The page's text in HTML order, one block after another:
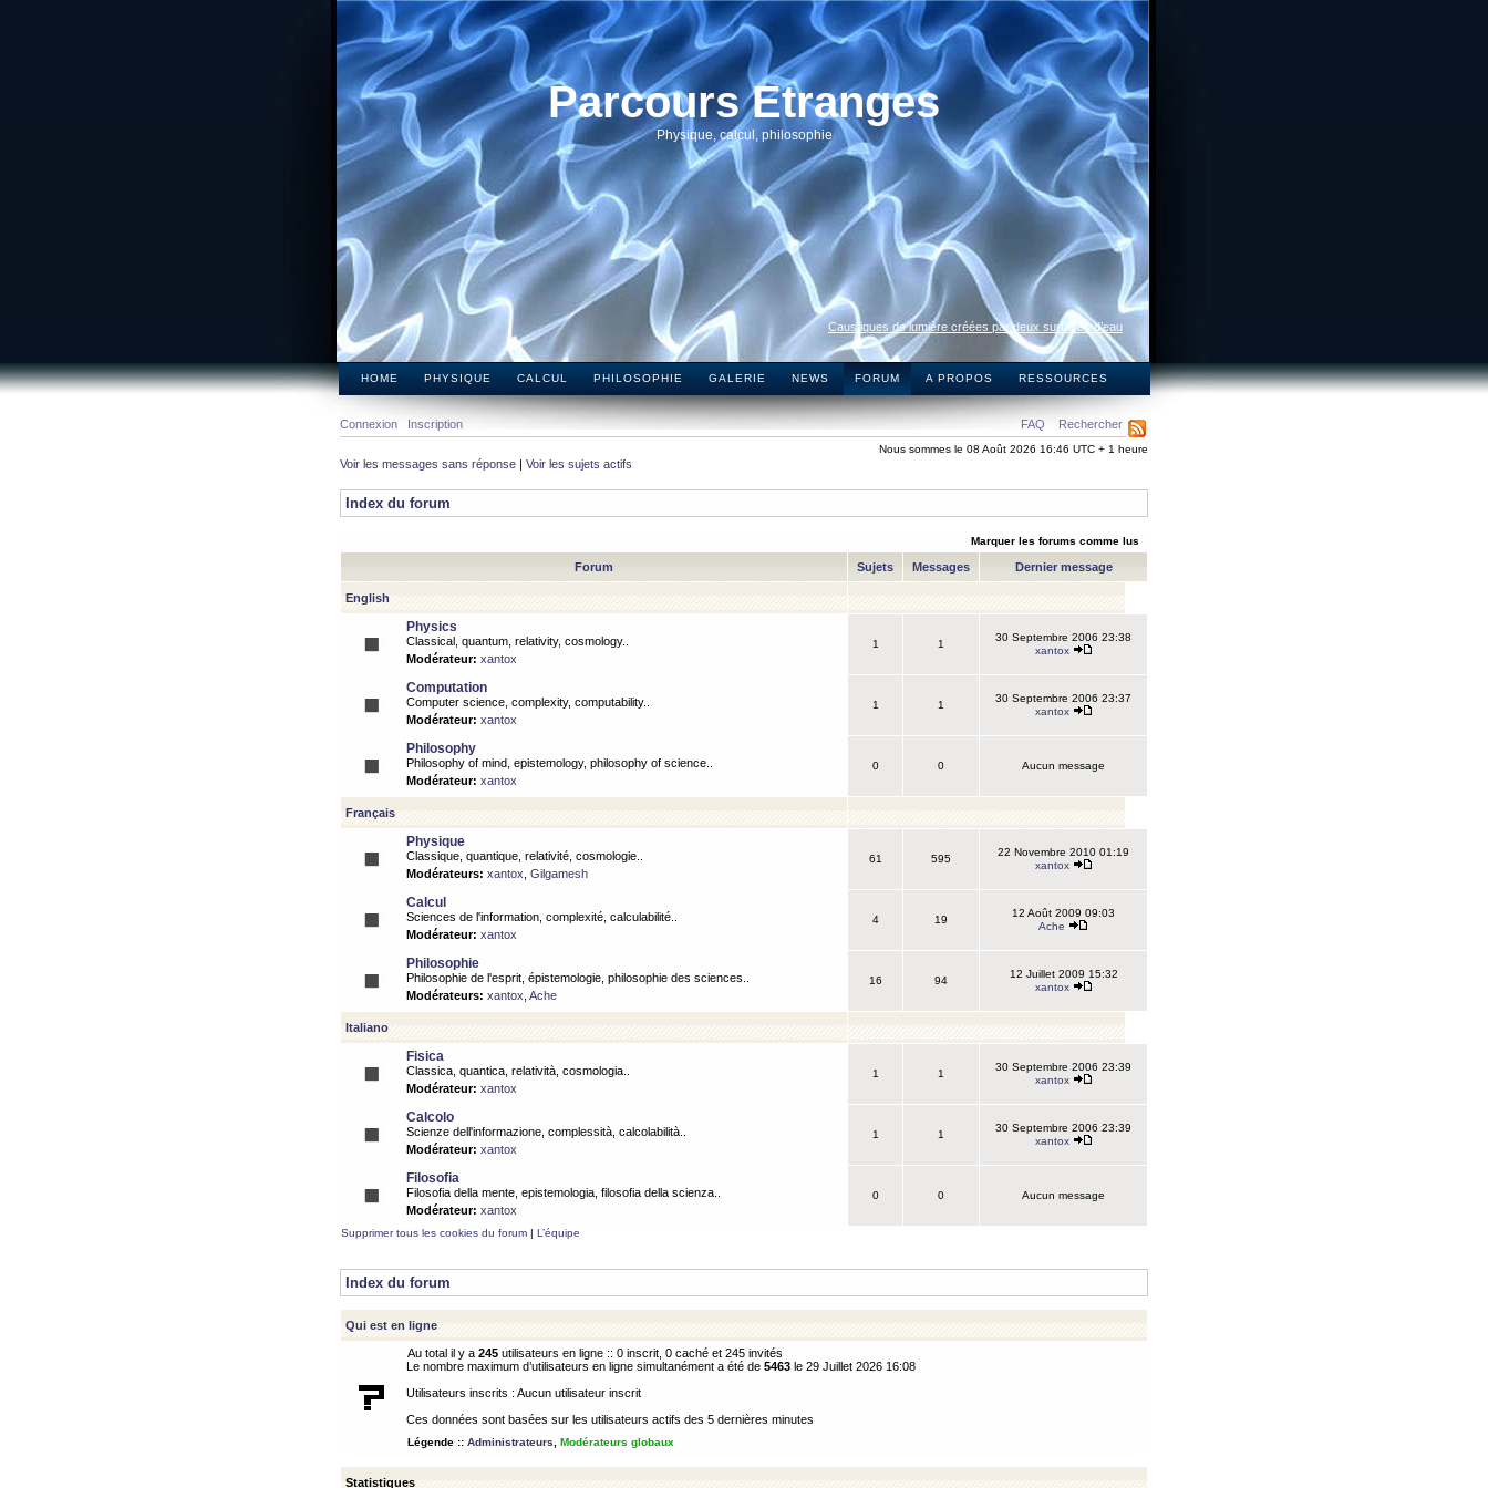
Parcours Etranges
Physique, calcul, philosophie
Caustiques de lumière créées par deux surfaces d’eau
HOME PHYSIQUE CALCUL PHILOSOPHIE GALERIE NEWS FORUM A PROPOS RESSOURCES
FAQ Rechercher
Connexion Inscription
Nous sommes le 08 Août 2026 16:46 UTC + 1 heure
Voir les messages sans réponse | Voir les sujets actifs
Index du forum
Marquer les forums comme lus
Forum Sujets Messages Dernier message
English
Physics
Classical, quantum, relativity, cosmology..
Modérateur: xantox
1 1
30 Septembre 2006 23:38
xantox
Computation
Computer science, complexity, computability..
Modérateur: xantox
1 1
30 Septembre 2006 23:37
xantox
Philosophy
Philosophy of mind, epistemology, philosophy of science..
Modérateur: xantox
0 0 Aucun message
Français
Physique
Classique, quantique, relativité, cosmologie..
Modérateurs: xantox Gilgamesh
61 595
22 Novembre 2010 01:19
xantox
Calcul
Sciences de l'information, complexité, calculabilité..
Modérateur: xantox
4 19
12 Août 2009 09:03
Ache
Philosophie
Philosophie de l'esprit, épistemologie, philosophie des sciences..
Modérateurs: xantox Ache
16 94
12 Juillet 2009 15:32
xantox
Italiano
Fisica
Classica, quantica, relatività, cosmologia..
Modérateur: xantox
1 1
30 Septembre 2006 23:39
xantox
Calcolo
Scienze dell'informazione, complessità, calcolabilità..
Modérateur: xantox
1 1
30 Septembre 2006 23:39
xantox
Filosofia
Filosofia della mente, epistemologia, filosofia della scienza..
Modérateur: xantox
0 0 Aucun message
Supprimer tous les cookies du forum | L’équipe
Index du forum
Qui est en ligne
Au total il y a 245 utilisateurs en ligne :: 0 inscrit, 0 caché et 245 invités
Le nombre maximum d’utilisateurs en ligne simultanément a été de 5463 le 29 Juillet 2026 16:08
Utilisateurs inscrits : Aucun utilisateur inscrit
Ces données sont basées sur les utilisateurs actifs des 5 dernières minutes
Légende :: Administrateurs Modérateurs globaux
Statistiques